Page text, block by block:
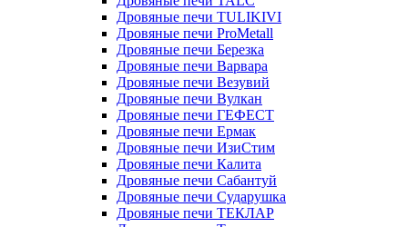
Дровяные печи TULIKIVI
Дровяные печи ProMetall
Дровяные печи Березка
Дровяные печи Варвара
Дровяные печи Везувий
Дровяные печи Вулкан
Дровяные печи ГЕФЕСТ
Дровяные печи Ермак
Дровяные печи ИзиСтим
Дровяные печи Калита
Дровяные печи Сабантуй
Дровяные печи Сударушка
Дровяные печи ТЕКЛАР